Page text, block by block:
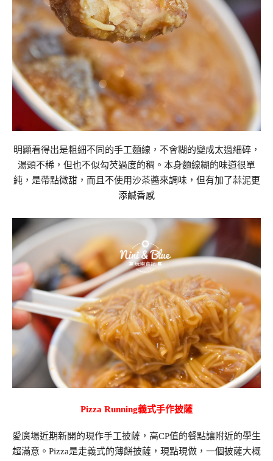
明顯看得出是粗細不同的手工麵線，不會糊的變成太過細碎，
湯頭不稀，但也不似勾芡過度的稠。本身麵線糊的味道很單
純，是帶點微甜，而且不使用沙茶醬來調味，但有加了蒜泥更
添鹹香感
Pizza Running義式手作披薩
愛廣場近期新開的現作手工披薩，高CP值的餐點讓附近的學生
超滿意。Pizza是走義式的薄餅披薩，現點現做，一個披薩大概